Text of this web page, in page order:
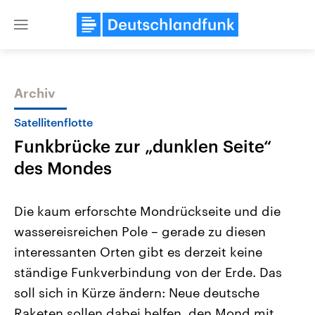
Close
Themen
Landtagswahl Sachsen-Anhalt
2026
Alle Informationen
Sachsen-Anhalt wählt am 6.
September 2026 einen neuen
Landtag. Seit 2021 wird das
Bundesland von einer Koalition aus
USA
Aktuelle Beiträge,
Hintergründe
Wirtschaftlich und
gehören die Vereinigten
den mächtigsten Ländern
mit großem Einfluss auf
Archiv
Satellitenflotte
Funkbrücke zur „dunklen Seite“
des Mondes
Die kaum erforschte Mondrückseite und die
wassereisreichen Pole – gerade zu diesen
interessanten Orten gibt es derzeit keine
ständige Funkverbindung von der Erde. Das
soll sich in Kürze ändern: Neue deutsche